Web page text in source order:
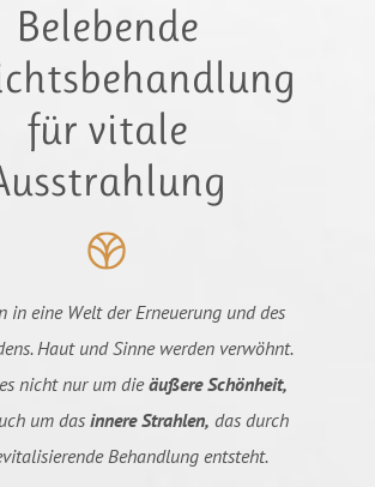
Belebende
für vitale
in eine Welt der Erneuerung und des
Haut und Sinne werden verwöhnt.
nicht nur um dieäußere Schönheit,
um dasinnere Strahlen, das durch
Behandlung entsteht.